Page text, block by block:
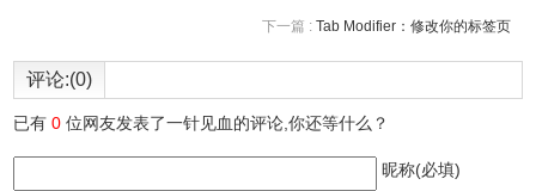
下一篇 : Tab Modifier：修改你的标签页
评论:(0)
已有0 位网友发表了一针见血的评论,你还等什么？
昵称(必填)